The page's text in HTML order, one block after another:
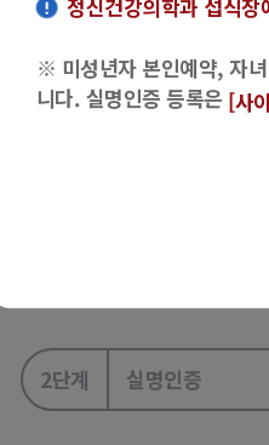
정신건강의학과 섭식
※ 미성년자 본인예약, 자
니다. 실명인증 등록은 [사
로 전화문의 후 방문해주시
한 경우 등은 실명인증 등
바로가기]
2단계 실명인증